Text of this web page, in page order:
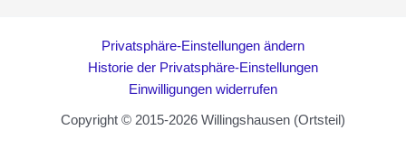
Privatsphäre-Einstellungen ändern
Historie der Privatsphäre-Einstellungen
Einwilligungen widerrufen
Copyright © 2015-2026 Willingshausen (Ortsteil)